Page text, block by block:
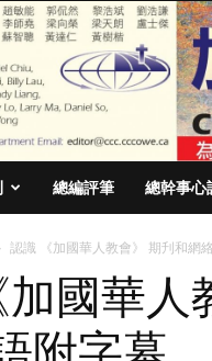
總編評筆 總幹事心
認識 《加國華人教會》 期刋和網
國華人